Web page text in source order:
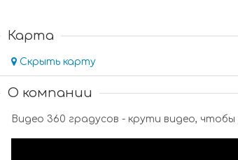
Карта
Скрыть карту
О компании
Видео 360 градусов - крути